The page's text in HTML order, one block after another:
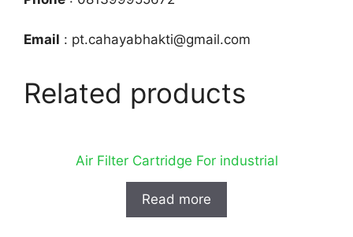
Email : pt.cahayabhakti@gmail.com
Related products
Air Filter Cartridge For industrial
Read more